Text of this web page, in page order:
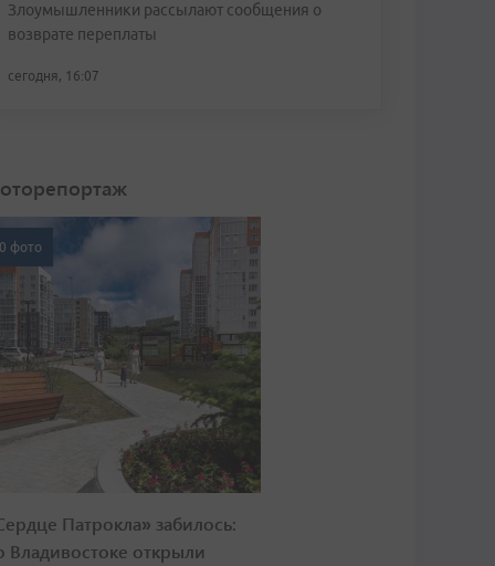
Злоумышленники рассылают сообщения о
возврате переплаты
сегодня, 16:07
фото
Патрокла» забилось:
Владивостоке открыли